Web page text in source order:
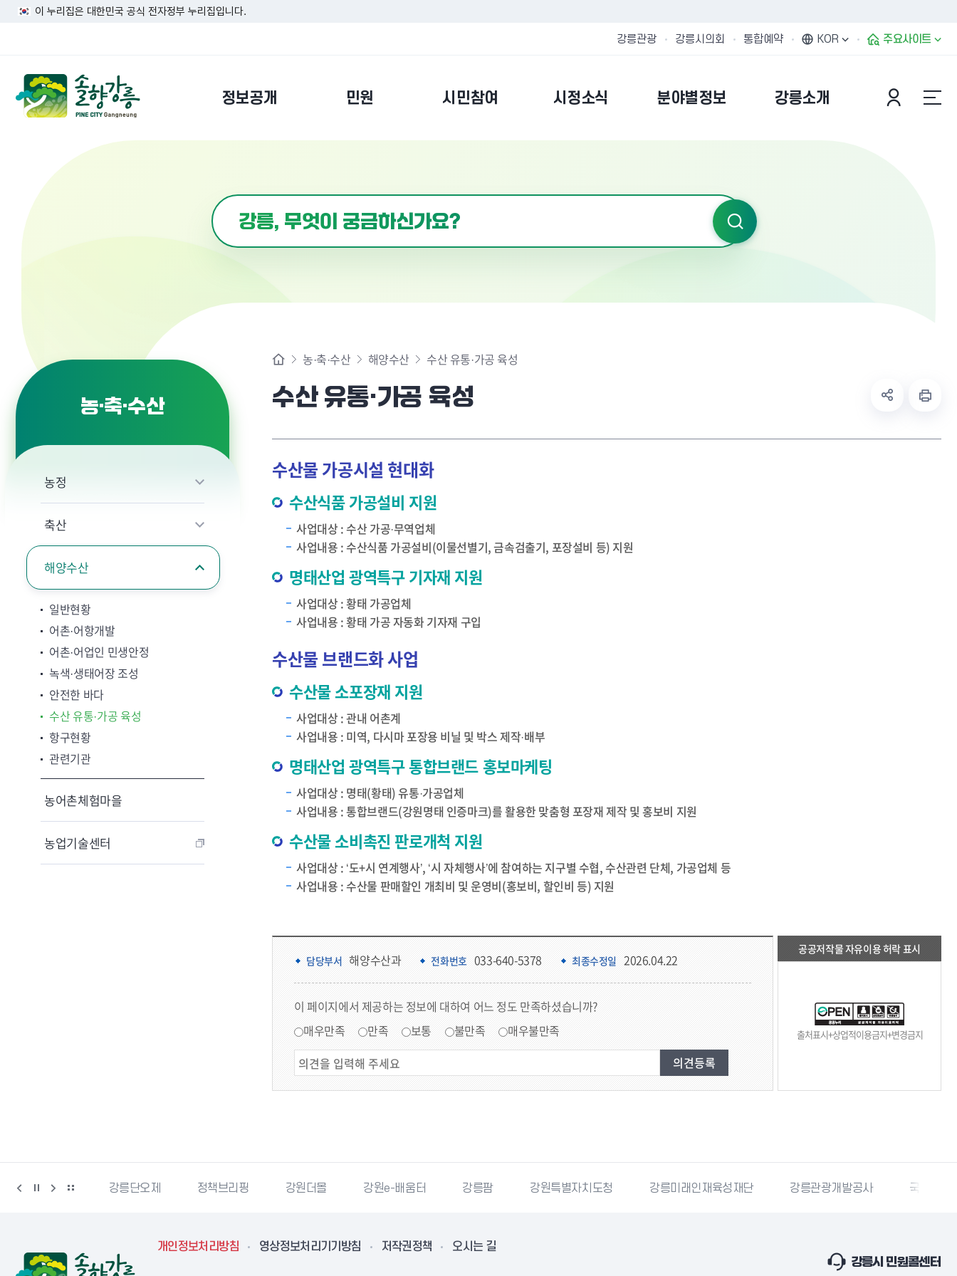
이 누리집은 대한민국 공식 전자정부 누리집입니다.
강릉관광 강릉시의회 통합예약 KOR 주요사이트
정보공개 민원 시민참여 시정소식 분야별정보 강릉소개
농·축·수산
농정
축산
해양수산
일반현황
어촌·어항개발
어촌·어업인 민생안정
녹색·생태어장 조성
안전한 바다
수산 유통·가공 육성
항구현황
관련기관
농어촌체험마을
농업기술센터
농·축·수산 해양수산 수산 유통·가공 육성
수산 유통·가공 육성
수산물 가공시설 현대화
수산식품 가공설비 지원
사업대상 : 수산 가공·무역업체
사업내용 : 수산식품 가공설비(이물선별기, 금속검출기, 포장설비 등) 지원
명태산업 광역특구 기자재 지원
사업대상 : 황태 가공업체
사업내용 : 황태 가공 자동화 기자재 구입
수산물 브랜드화 사업
수산물 소포장재 지원
사업대상 : 관내 어촌계
사업내용 : 미역, 다시마 포장용 비닐 및 박스 제작·배부
명태산업 광역특구 통합브랜드 홍보마케팅
사업대상 : 명태(황태) 유통·가공업체
사업내용 : 통합브랜드(강원명태 인증마크)를 활용한 맞춤형 포장재 제작 및 홍보비 지원
수산물 소비촉진 판로개척 지원
사업대상 : ‘도+시 연계행사’, ‘시 자체행사’에 참여하는 지구별 수협, 수산관련 단체, 가공업체 등
사업내용 : 수산물 판매할인 개최비 및 운영비(홍보비, 할인비 등) 지원
담당부서 해양수산과 전화번호 033-640-5378 최종수정일 2026.04.22
이 페이지에서 제공하는 정보에 대하여 어느 정도 만족하셨습니까?
매우만족
만족 보통 불만족 매우불만족
공공저작물 자유이용 허락 표시
출처표시+상업적이용금지+변경금지
강릉생태관광 강릉단오제 정책브리핑 강원더몰 강원e-배움터 강릉팜 강원특별자치도청 강릉미래인재육성재단 강릉관광개발공사 국민재난
개인정보처리방침 영상정보처리기기방침 저작권정책 오시는 길
강릉시 민원콜센터